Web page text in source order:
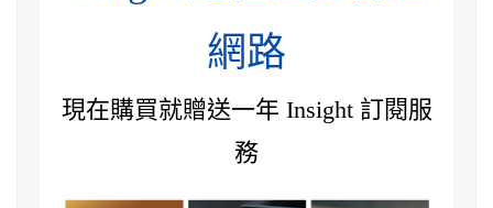
網路
現在購買就贈送一年 Insight 訂閱服
務